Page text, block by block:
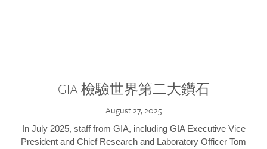
GIA 檢驗世界第二大鑽石
August 27, 2025
In July 2025, staff from GIA, including GIA Executive Vice
President and Chief Research and Laboratory Officer Tom